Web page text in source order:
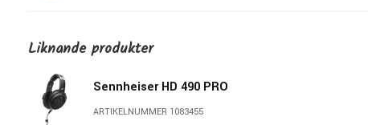
Open studio headphone
Liknande produkter
Sennheiser HD 490 PRO
ARTIKELNUMMER 1083455